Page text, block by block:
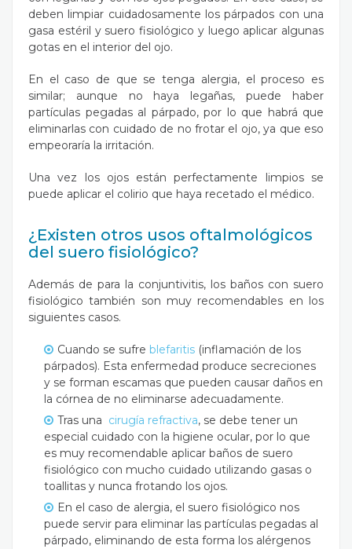
deben limpiar cuidadosamente los párpados con una
gasa estéril y suero fisiológico y luego aplicar algunas
gotas en el interior del ojo.
En el caso de que se tenga alergia, el proceso es
similar; aunque no haya legañas, puede haber
partículas pegadas al párpado, por lo que habrá que
eliminarlas con cuidado de no frotar el ojo, ya que eso
empeoraría la irritación.
Una vez los ojos están perfectamente limpios se
puede aplicar el colirio que haya recetado el médico.
¿Existen otros usos oftalmológicos
del suero fisiológico?
Además de para la conjuntivitis, los baños con suero
fisiológico también son muy recomendables en los
siguientes casos.
Cuando se sufre blefaritis (inflamación de los
párpados). Esta enfermedad produce secreciones
y se forman escamas que pueden causar daños en
la córnea de no eliminarse adecuadamente.
Tras una cirugía refractiva, se debe tener un
especial cuidado con la higiene ocular, por lo que
es muy recomendable aplicar baños de suero
fisiológico con mucho cuidado utilizando gasas o
toallitas y nunca frotando los ojos.
En el caso de alergia, el suero fisiológico nos
puede servir para eliminar las partículas pegadas al
párpado, eliminando de esta forma los alérgenos